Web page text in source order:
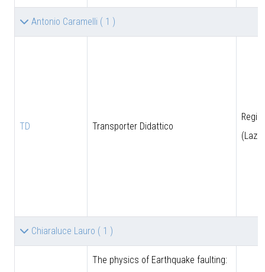
Antonio Caramelli ( 1 )
TD Transporter Didattico
Chiaraluce Lauro ( 1 )
The physics of Earthquake faulting: